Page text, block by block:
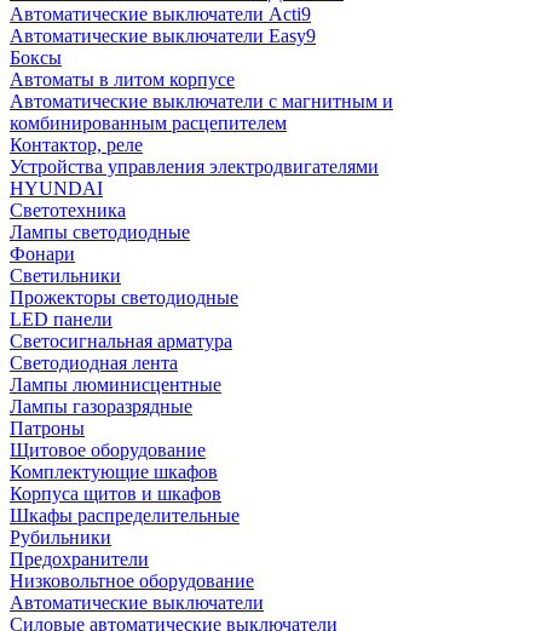
Автоматические выключатели Acti9
Автоматические выключатели Easy9
Боксы
Автоматы в литом корпусе
Автоматические выключатели с магнитным и
комбинированным расцепителем
Контактор, реле
Устройства управления электродвигателями
HYUNDAI
Светотехника
Лампы светодиодные
Фонари
Светильники
Прожекторы светодиодные
LED панели
Светосигнальная арматура
Светодиодная лента
Лампы люминисцентные
Лампы газоразрядные
Патроны
Щитовое оборудование
Комплектующие шкафов
Корпуса щитов и шкафов
Шкафы распределительные
Рубильники
Предохранители
Низковольтное оборудование
Автоматические выключатели
Силовые автоматические выключатели